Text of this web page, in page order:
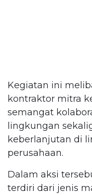
Kegiatan ini
kontraktor mitra
semangat
lingkungan
keberlanjutan di
perusahaan.
Dalam aksi
terdiri dari jenis